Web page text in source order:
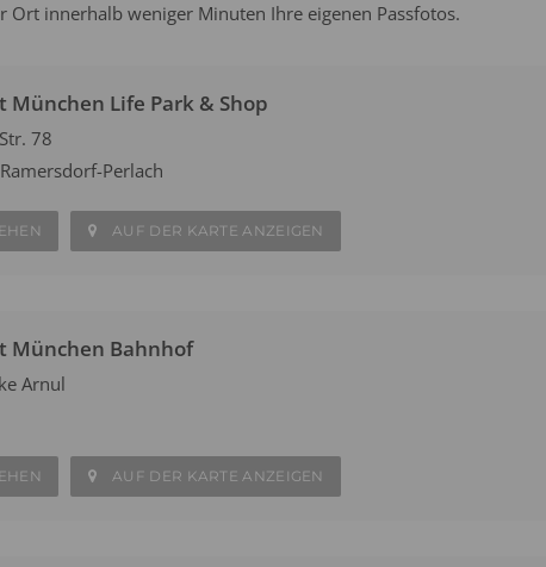
innerhalb weniger Minuten Ihre eigenen Passfotos.
München Life Park & Shop
78
Perlach
AUF DER KARTE ANZEIGEN
München Bahnhof
Arnul
AUF DER KARTE ANZEIGEN